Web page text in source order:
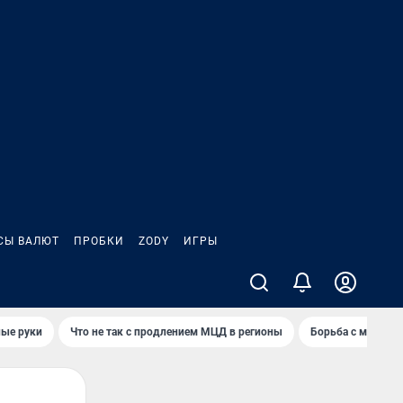
ВАЛЮТ ПРОБКИ ZODY ИГРЫ
руки Что не так с продлением МЦД в регионы Борьба с мэрией